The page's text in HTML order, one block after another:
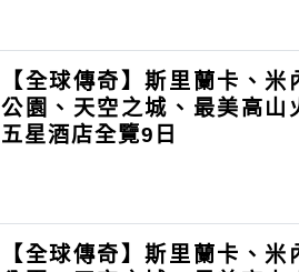
【全球傳奇】斯里蘭卡、米
公園、天空之城、最美高山
五星酒店全覽9日
【全球傳奇】斯里蘭卡、米